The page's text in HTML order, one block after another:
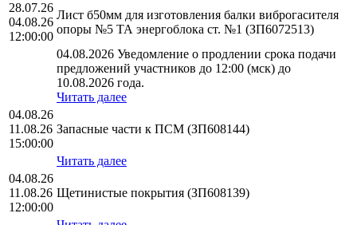
28.07.26
04.08.26
12:00:00
Лист б50мм для изготовления балки виброгасителя
опоры №5 ТА энергоблока ст. №1 (ЗП6072513)
04.08.2026 Уведомление о продлении срока подачи
предложений участников до 12:00 (мск) до
10.08.2026 года.
Читать далее
04.08.26
11.08.26
15:00:00
Запасные части к ПСМ (ЗП608144)
Читать далее
04.08.26
11.08.26
12:00:00
Щетинистые покрытия (ЗП608139)